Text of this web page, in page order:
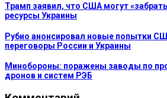
Трамп заявил, что США могут
ресурсы Украины
Рубио анонсировал новые попытки
переговоры России и Украины
Минобороны: поражены заводы по
дронов и систем РЭБ